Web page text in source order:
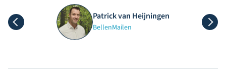
Patrick van Heijningen
BellenMailen